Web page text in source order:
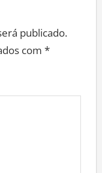
publicado.
com *